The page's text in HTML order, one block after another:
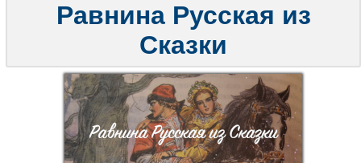
Равнина Русская из
Сказки